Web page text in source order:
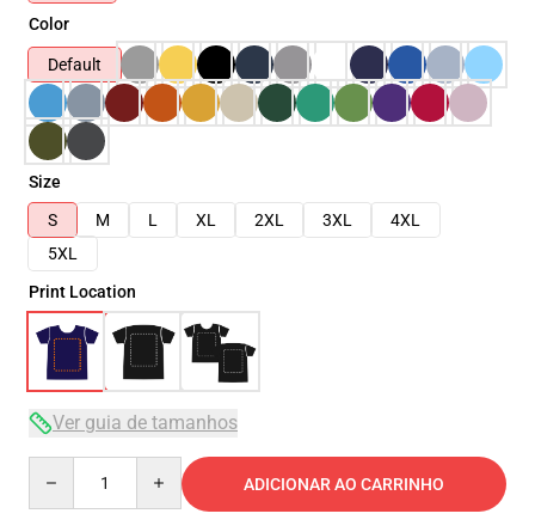
Color
Default
Size
S
M L XL 2XL 3XL
4XL
5XL
Print Location
Ver guia de tamanhos
ADICIONAR AO CARRINHO